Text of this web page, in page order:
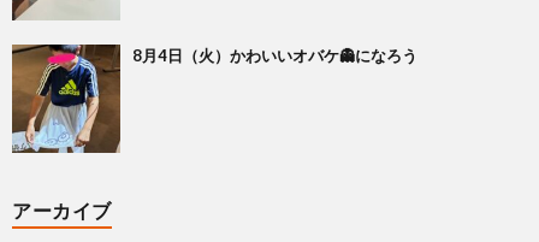
8月4日（火）かわいいオバケ👻になろう
アーカイブ